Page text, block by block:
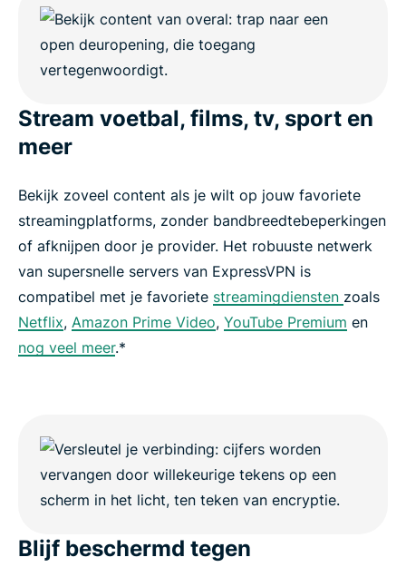
Stream voetbal, films, tv, sport en
meer
Bekijk zoveel content als je wilt op jouw favoriete
streamingplatforms, zonder bandbreedtebeperkingen
of afknijpen door je provider. Het robuuste netwerk
van supersnelle servers van ExpressVPN is
compatibel met je favoriete streamingdiensten zoals
Netflix, Amazon Prime Video, YouTube Premium en
nog veel meer.*
Blijf beschermd tegen